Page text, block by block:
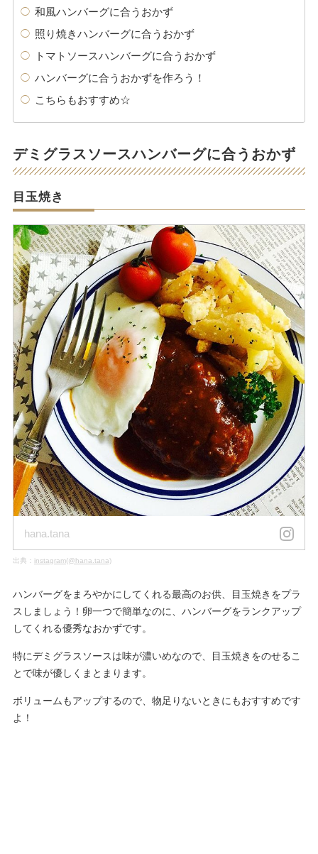
和風ハンバーグに合うおかず
照り焼きハンバーグに合うおかず
トマトソースハンバーグに合うおかず
ハンバーグに合うおかずを作ろう！
こちらもおすすめ☆
デミグラスソースハンバーグに合うおかず
目玉焼き
hana.tana
出典： instagram(@hana.tana)
ハンバーグをまろやかにしてくれる最高のお供、目玉焼きをプラ
スしましょう！卵一つで簡単なのに、ハンバーグをランクアップ
してくれる優秀なおかずです。
特にデミグラスソースは味が濃いめなので、目玉焼きをのせるこ
とで味が優しくまとまります。
ボリュームもアップするので、物足りないときにもおすすめです
よ！